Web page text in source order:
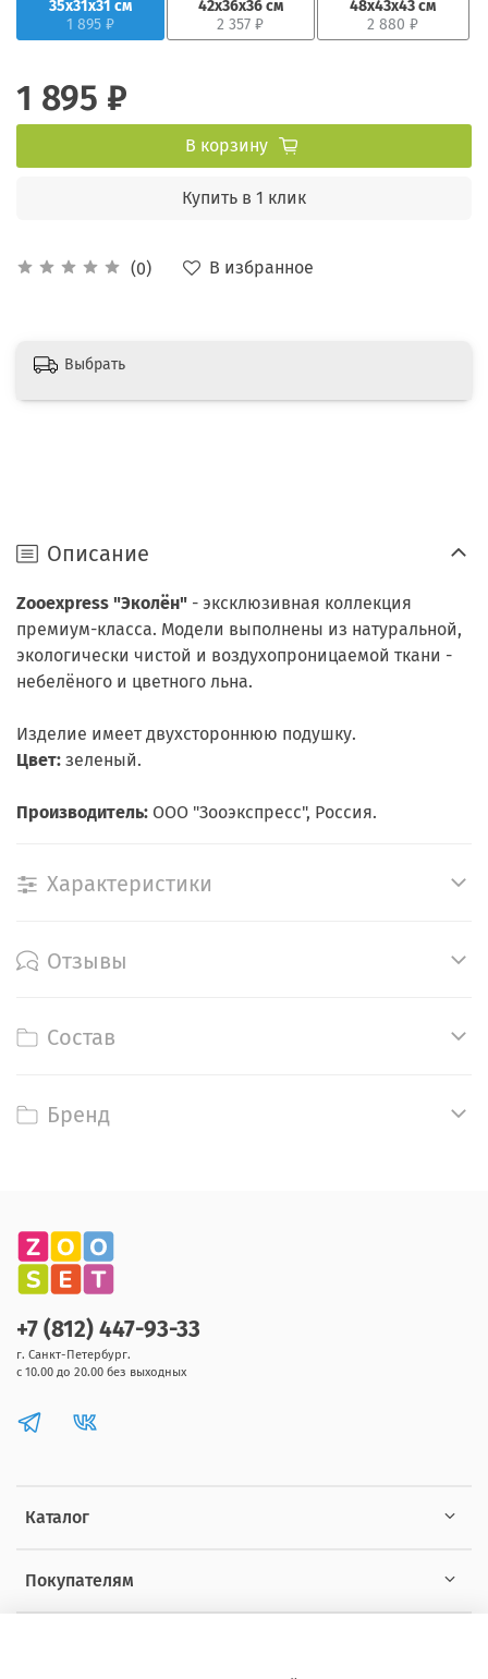
(0) В избранное
35х31х31 см
1 895 ₽
42х36х36 см
2 357 ₽
48х43х43 см
2 880 ₽
1 895 ₽
В корзину
Купить в 1 клик
Выбрать
Описание
Zooexpress "Эколён" - эксклюзивная коллекция
премиум-класса. Модели выполнены из натуральной,
экологически чистой и воздухопроницаемой ткани -
небелёного и цветного льна.
Изделие имеет двухстороннюю подушку.
Цвет: зеленый.
Производитель: ООО "Зооэкспресс", Россия.
Характеристики
Отзывы
Состав
Бренд
Каталог
Покупателям
+7 (812) 447-93-33
г. Санкт-Петербург.
с 10.00 до 20.00 без выходных